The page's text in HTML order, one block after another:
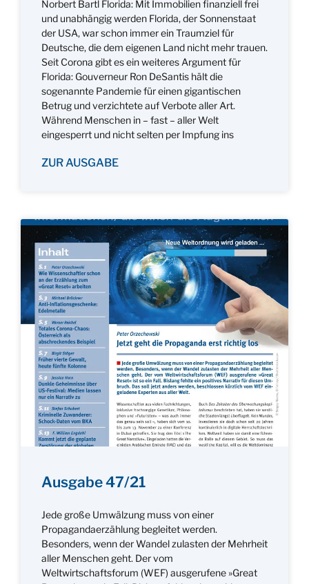
Norbert Bartl Florida: Mit Immobilien finanziell frei
und unabhängig werden Florida, der Sonnenstaat
der USA, war schon immer ein Traumziel für
Deutsche, die dem eigenen Land nicht mehr trauen.
Seit Corona gibt es ein weiteres Argument für
Florida: Gouverneur Ron DeSantis hält die
sogenannte Pandemie für einen gigantischen
Betrug und verzichtete auf Verbote aller Art.
Während Menschen in – fast – aller Welt
eingesperrt und nicht selten per Impfung ins
ZUR AUSGABE
Ausgabe 47/21
Jede große Umwälzung muss von einer
Propagandaerzählung begleitet werden.
Besonders, wenn der Wandel zulasten der Mehrheit
aller Menschen geht. Der vom
Weltwirtschaftsforum (WEF) ausgerufene »Great